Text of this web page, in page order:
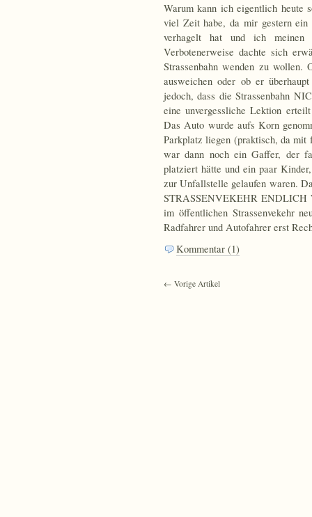
Warum kann ich eigentlich heute
viel Zeit habe, da mir gestern ein
verhagelt hat und ich meinen
Verbotenerweise dachte sich
Strassenbahn wenden zu wollen.
ausweichen oder ob er
jedoch, dass die Strassenbahn
eine unvergessliche Lektion
Das Auto wurde aufs Korn
Parkplatz liegen (praktisch, da
war dann noch ein Gaffer, der
platziert hätte und ein paar
zur Unfallstelle gelaufen waren.
STRASSENVEKEHR ENDLICH
im öffentlichen Strassenvekehr
Radfahrer und Autofahrer erst
Kommentar (1)
← Vorige Artikel